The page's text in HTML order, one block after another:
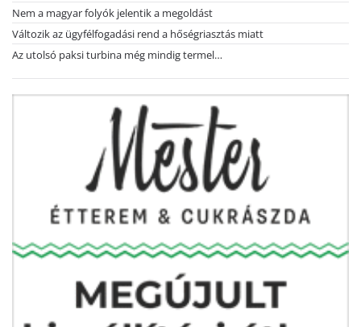
Nem a magyar folyók jelentik a megoldást
Változik az ügyfélfogadási rend a hőségriasztás miatt
Az utolsó paksi turbina még mindig termel…